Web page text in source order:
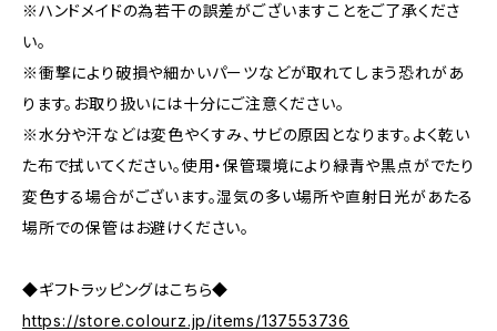
※ハンドメイドの為若干の誤差がございますことをご了承くださ
い。
※衝撃により破損や細かいパーツなどが取れてしまう恐れがあ
ります。お取り扱いには十分にご注意ください。
※水分や汗などは変色やくすみ、サビの原因となります。よく乾い
た布で拭いてください。使用・保管環境により緑青や黒点がでたり
変色する場合がございます。湿気の多い場所や直射日光があたる
場所での保管はお避けください。
◆ギフトラッピングはこちら◆
https://store.colourz.jp/items/137553736